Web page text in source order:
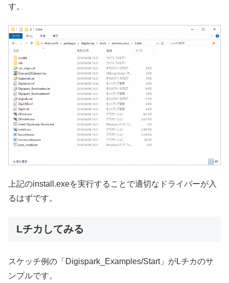
す。
上記のinstall.exeを実行することで適切なドライバーが入
るはずです。
Lチカしてみる
スケッチ例の「Digispark_Examples/Start」がLチカのサ
ンプルです。